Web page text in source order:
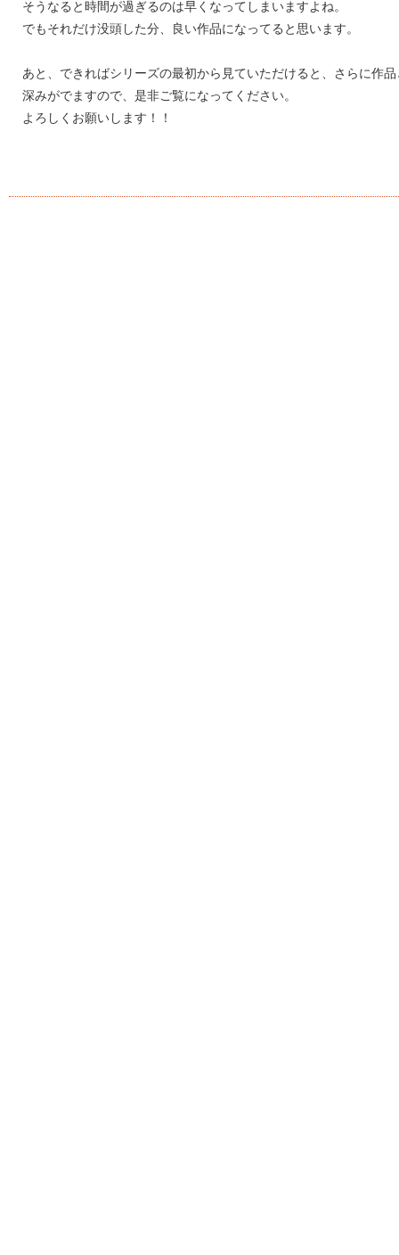
そうなると時間が過ぎるのは早くなってしまいますよね。
でもそれだけ没頭した分、良い作品になってると思います。
あと、できればシリーズの最初から見ていただけると、さらに作
深みがでますので、是非ご覧になってください。
よろしくお願いします！！